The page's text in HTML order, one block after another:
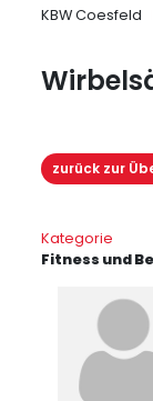
KBW Coesfeld
zurück zur
Kategorie
Fitness und